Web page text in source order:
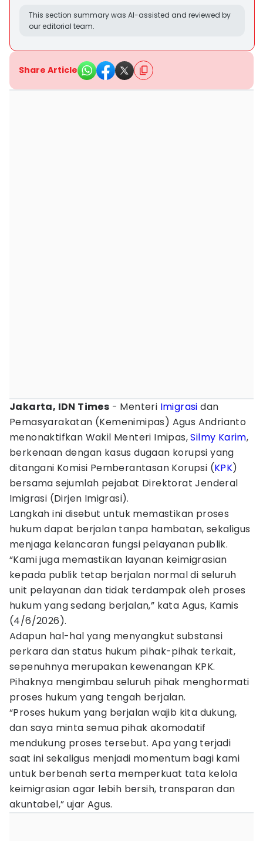
This section summary was AI-assisted and reviewed by
our editorial team.
Share Article
Jakarta, IDN Times - Menteri Imigrasi dan
Pemasyarakatan (Kemenimipas) Agus Andrianto
menonaktifkan Wakil Menteri Imipas,Silmy Karim,
berkenaan dengan kasus dugaan korupsi yang
ditangani Komisi Pemberantasan Korupsi (KPK)
bersama sejumlah pejabat Direktorat Jenderal
Imigrasi (Dirjen Imigrasi).
Langkah ini disebut untuk memastikan proses
hukum dapat berjalan tanpa hambatan, sekaligus
menjaga kelancaran fungsi pelayanan publik.
“Kami juga memastikan layanan keimigrasian
kepada publik tetap berjalan normal di seluruh
unit pelayanan dan tidak terdampak oleh proses
hukum yang sedang berjalan,” kata Agus, Kamis
(4/6/2026).
Adapun hal-hal yang menyangkut substansi
perkara dan status hukum pihak-pihak terkait,
sepenuhnya merupakan kewenangan KPK.
Pihaknya mengimbau seluruh pihak menghormati
proses hukum yang tengah berjalan.
“Proses hukum yang berjalan wajib kita dukung,
dan saya minta semua pihak akomodatif
mendukung proses tersebut. Apa yang terjadi
saat ini sekaligus menjadi momentum bagi kami
untuk berbenah serta memperkuat tata kelola
keimigrasian agar lebih bersih, transparan dan
akuntabel,” ujar Agus.